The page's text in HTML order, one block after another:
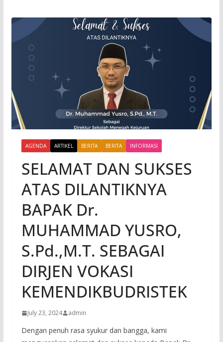
AGENDA ARTIKEL BERITA BERITA INFORMASI
SELAMAT DAN SUKSES
ATAS DILANTIKNYA
BAPAK Dr.
MUHAMMAD YUSRO,
S.Pd.,M.T. SEBAGAI
DIRJEN VOKASI
KEMENDIKBUDRISTEK
July 23, 2024 admin
Dengan penuh rasa syukur dan bangga, kami